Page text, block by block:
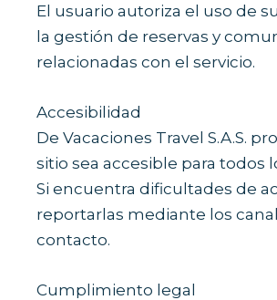
El usuario autoriza el uso de
la gestión de reservas y
relacionadas con el servicio.
Accesibilidad
De Vacaciones Travel S.A.S.
sitio sea accesible para todos
Si encuentra dificultades de
reportarlas mediante los
contacto.
Cumplimiento legal